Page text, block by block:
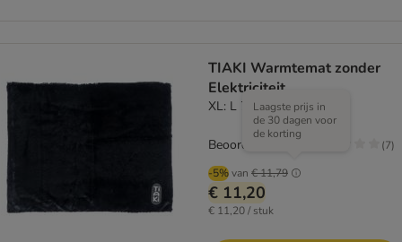
TIAKI Warmtemat zonder
Elektriciteit
XL: L 70 x B 110 cm
-5%van € 11,79
Laagste prijs in
de 30 dagen voor
de korting
€ 11,20
€ 11,20 / stuk
Beoordeling: 1.9/5 (7)